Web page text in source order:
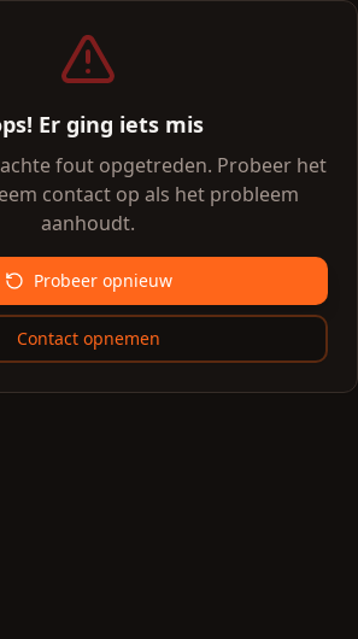
Er ging iets mis
fout opgetreden. Probeer het
contact op als het probleem
aanhoudt.
Probeer opnieuw
Contact opnemen